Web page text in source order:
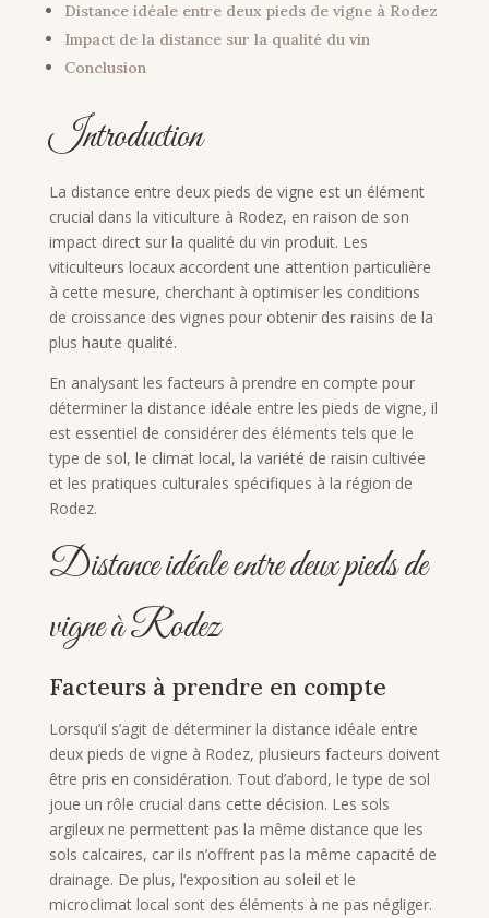
Distance idéale entre deux pieds de vigne à Rodez
Impact de la distance sur la qualité du vin
Conclusion
Introduction
La distance entre deux pieds de vigne est un élément
crucial dans la viticulture à Rodez, en raison de son
impact direct sur la qualité du vin produit. Les
viticulteurs locaux accordent une attention particulière
à cette mesure, cherchant à optimiser les conditions
de croissance des vignes pour obtenir des raisins de la
plus haute qualité.
En analysant les facteurs à prendre en compte pour
déterminer la distance idéale entre les pieds de vigne, il
est essentiel de considérer des éléments tels que le
type de sol, le climat local, la variété de raisin cultivée
et les pratiques culturales spécifiques à la région de
Rodez.
Distance idéale entre deux pieds de
vigne à Rodez
Facteurs à prendre en compte
Lorsqu’il s’agit de déterminer la distance idéale entre
deux pieds de vigne à Rodez, plusieurs facteurs doivent
être pris en considération. Tout d’abord, le type de sol
joue un rôle crucial dans cette décision. Les sols
argileux ne permettent pas la même distance que les
sols calcaires, car ils n’offrent pas la même capacité de
drainage. De plus, l’exposition au soleil et le
microclimat local sont des éléments à ne pas négliger.